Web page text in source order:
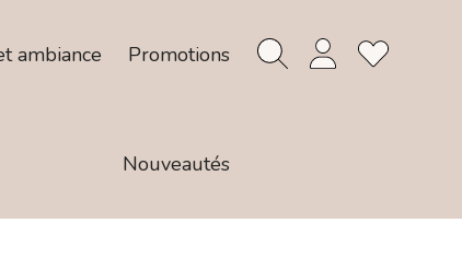
ambiance Promotions
Nouveautés